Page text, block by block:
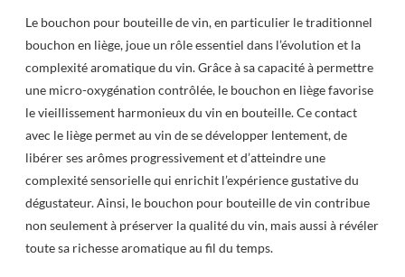
Le bouchon pour bouteille de vin, en particulier le traditionnel
bouchon en liège, joue un rôle essentiel dans l’évolution et la
complexité aromatique du vin. Grâce à sa capacité à permettre
une micro-oxygénation contrôlée, le bouchon en liège favorise
le vieillissement harmonieux du vin en bouteille. Ce contact
avec le liège permet au vin de se développer lentement, de
libérer ses arômes progressivement et d’atteindre une
complexité sensorielle qui enrichit l’expérience gustative du
dégustateur. Ainsi, le bouchon pour bouteille de vin contribue
non seulement à préserver la qualité du vin, mais aussi à révéler
toute sa richesse aromatique au fil du temps.